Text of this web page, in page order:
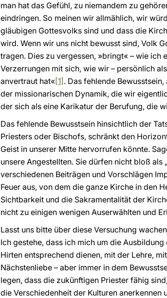
man hat das Gefühl, zu niemandem zu
eindringen. So meinen wir allmählich, wir
gläubigen Gottesvolks sind und dass die
wird. Wenn wir uns nicht bewusst sind, Volk
tragen. Dies zu vergessen, »bringt« – wie ich
Verzerrungen mit sich, wie wir – persönlich
anvertraut hat«[1] . Das fehlende
der missionarischen Dynamik, die wir
der sich als eine Karikatur der Berufung, die
Das fehlende Bewusstsein hinsichtlich der
Priesters oder Bischofs, schränkt den
Geist in unserer Mitte hervorrufen könnte.
unsere Angestellten. Sie dürfen nicht bloß
verschiedenen Beiträgen und Vorschlägen
Feuer aus, von dem die ganze Kirche in den
Sichtbarkeit und die Sakramentalität der
nicht zu einigen wenigen Auserwählten und
Lasst uns bitte über diese Versuchung
Ich gestehe, dass ich mich um die
Hirten entsprechend dienen, mit der Lehre,
Nächstenliebe – aber immer in dem
legen, dass die zukünftigen Priester fähig
die Verschiedenheit der Kulturen